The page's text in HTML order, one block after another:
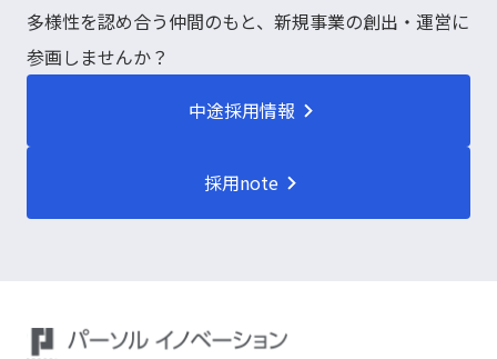
多様性を認め合う仲間のもと、 新規事業の創出・運営に
参画しませんか？
中途採用情報
採用note